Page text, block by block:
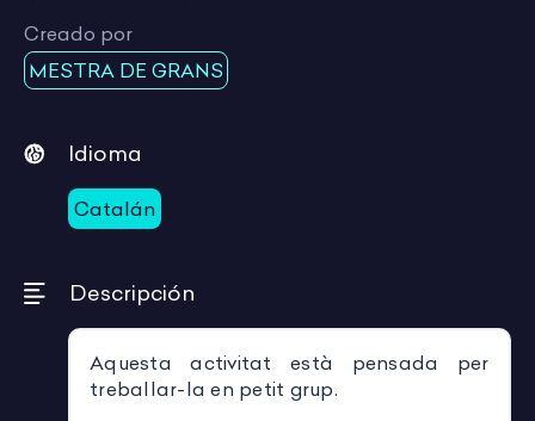
Creado por
MESTRA DE GRANS
Idioma
Catalán
Descripción
Aquesta activitat està pensada per
treballar-la en petit grup.